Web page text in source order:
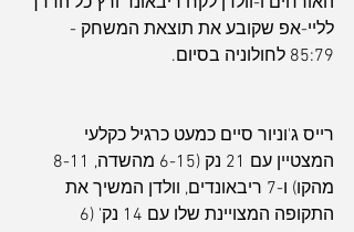
לליי-אפ שקובע את תוצאת המשחק -
85:79 לחולוניה בסיום.
רייס ג'וניור סיים כמעט כרגיל כקלעי
מהקו) ו-7 ריבאונדים, וולדן המשיך את